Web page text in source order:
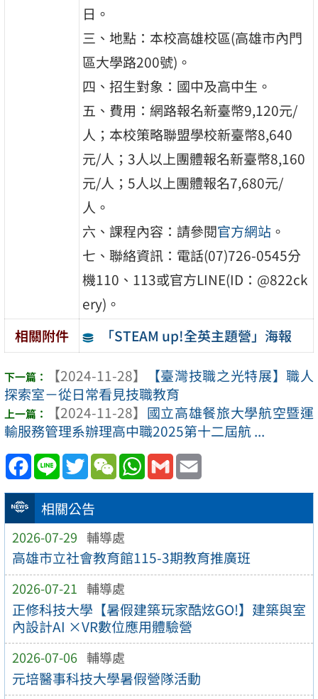
相關公告
2026-07-29 輔導處
高雄市立社會教育館115-3期教育推廣班
2026-07-21 輔導處
正修科技大學【暑假建築玩家酷炫GO!】建築與室
內設計AI ×VR數位應用體驗營
2026-07-06 輔導處
元培醫事科技大學暑假營隊活動
日。
三、地點：本校高雄校區(高雄市內門
區大學路200號)。
四、招生對象：國中及高中生。
五、費用：網路報名新臺幣9,120元/
人；本校策略聯盟學校新臺幣8,640
元/人；3人以上團體報名新臺幣8,160
元/人；5人以上團體報名7,680元/
人。
六、課程內容：請參閱官方網站 。
七、聯絡資訊：電話(07)726-0545分
機110、113或官方LINE(ID：@822ck
ery)。
相關附件
「STEAM up!全英主題營」海報
【2024-11-28】
【臺灣技職之光特展】職人
探索室－從日常看見技職教育
【2024-11-28】 國立高雄餐旅大學航空暨運
輸服務管理系辦理高中職2025第十二屆航 ...
Facebook
Line TwitterWeChatWhatsApp
Gmail